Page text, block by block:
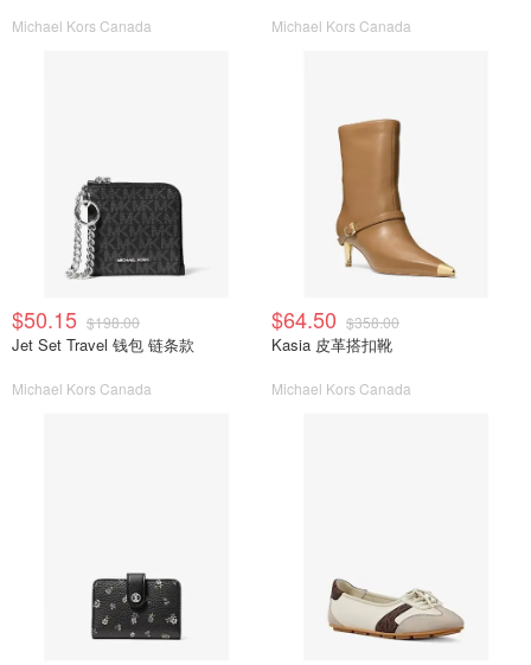
Michael Kors Canada Michael Kors Canada
$50.15 $198.00
Jet Set Travel 钱包 链条款
Michael Kors Canada
$64.50 $358.00
Kasia 皮革搭扣靴
Michael Kors Canada